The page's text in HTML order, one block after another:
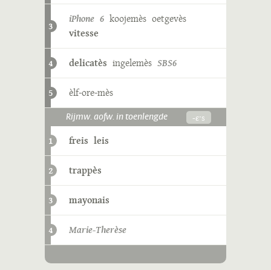
3
iPhone 6 koojemès oetgevès
vitesse
4 delicatès ingelemès SBS6
5 èlf-ore-mès
Rijmw. aofw. in toenlengde -ɛˑs
1 freis leis
2 trappès
3 mayonais
4 Marie-Therèse